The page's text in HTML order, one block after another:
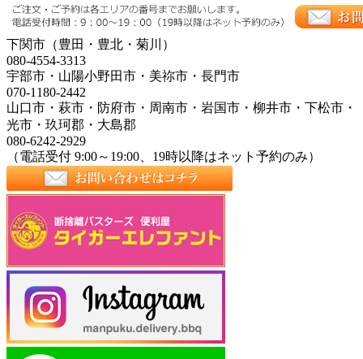
下関市（豊田・豊北・菊川）
080-4554-3313
宇部市・山陽小野田市・美祢市・長門市
070-1180-2442
山口市・萩市・防府市・周南市・岩国市・柳井市・下松市・
光市・玖珂郡・大島郡
080-6242-2929
（電話受付 9:00～19:00、19時以降はネット予約のみ）